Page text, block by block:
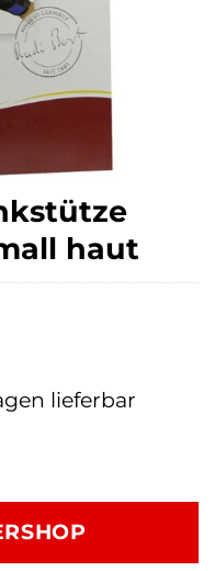
haut
€.
lieferbar